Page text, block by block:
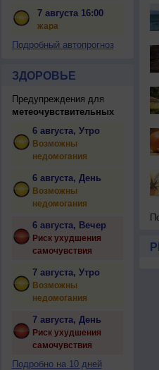
7 августа 16:00
жара
Подробный автопрогноз
ЗДОРОВЬЕ
Предупреждения для
метеочувствительных
6 августа, Утро
Возможны
недомогания
6 августа, День
Возможны
недомогания
6 августа, Вечер
Риск ухудшения
самочувствия
7 августа, Утро
Возможны
недомогания
7 августа, День
Риск ухудшения
самочувствия
Подробно на 10 дней